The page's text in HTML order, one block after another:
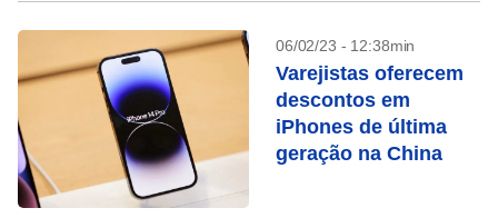
06/02/23 - 12:38min
Varejistas oferecem
descontos em
iPhones de última
geração na China